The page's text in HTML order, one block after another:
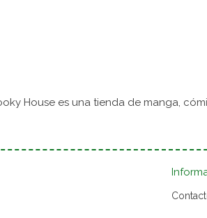
House es una tienda de manga,